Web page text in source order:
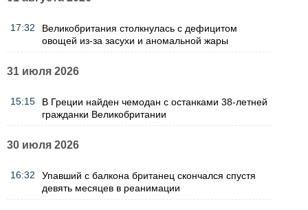
17:32
Великобритания столкнулась с дефицитом
овощей из-за засухи и аномальной жары
31 июля 2026
15:15
В Греции найден чемодан с останками 38-летней
гражданки Великобритании
30 июля 2026
16:32
Упавший с балкона британец скончался спустя
девять месяцев в реанимации